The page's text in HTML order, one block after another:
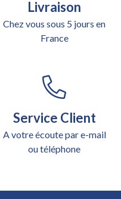
Livraison
Chez vous sous 5 jours en
France
Service Client
A votre écoute par e-mail
ou téléphone